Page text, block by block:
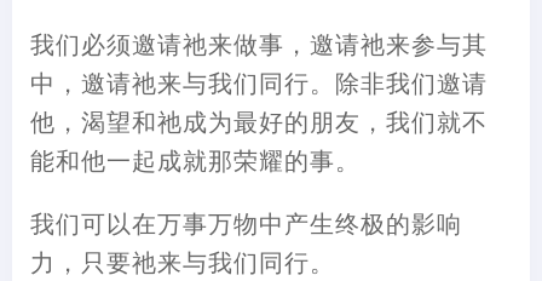
我们必须邀请祂来做事，邀请祂来参与其
中，邀请祂来与我们同行。除非我们邀请
他，渴望和祂成为最好的朋友，我们就不
能和他一起成就那荣耀的事。
我们可以在万事万物中产生终极的影响
力，只要祂来与我们同行。